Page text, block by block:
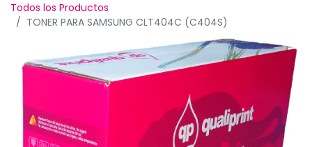
Todos los Productos
TONER PARA SAMSUNG CLT404C (C404S)